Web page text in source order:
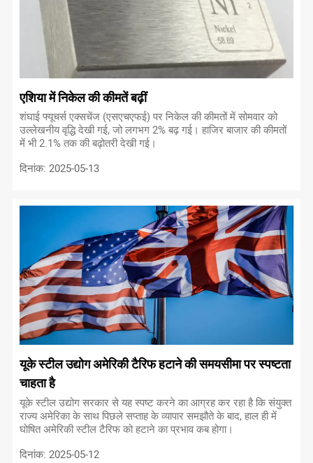
एशिया में निकेल की कीमतें बढ़ीं
शंघाई फ्यूचर्स एक्सचेंज (एसएचएफई) पर निकेल की कीमतों में सोमवार को
उल्लेखनीय वृद्धि देखी गई, जो लगभग 2% बढ़ गई। हाजिर बाजार की कीमतों
में भी 2.1% तक की बढ़ोतरी देखी गई।
दिनांक: 2025-05-13
यूके स्टील उद्योग अमेरिकी टैरिफ हटाने की समयसीमा पर स्पष्टता
चाहता है
यूके स्टील उद्योग सरकार से यह स्पष्ट करने का आग्रह कर रहा है कि संयुक्त
राज्य अमेरिका के साथ पिछले सप्ताह के व्यापार समझौते के बाद, हाल ही में
घोषित अमेरिकी स्टील टैरिफ को हटाने का प्रभाव कब होगा।
दिनांक: 2025-05-12